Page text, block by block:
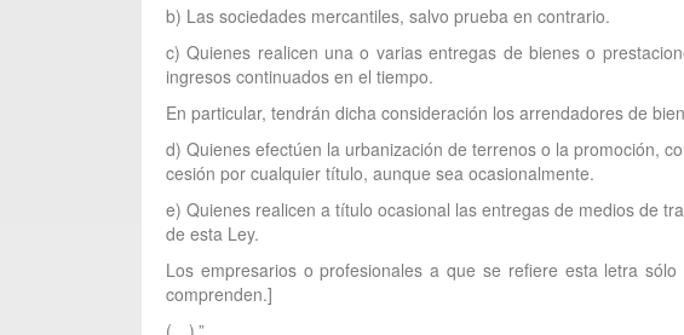
b) Las sociedades mercantiles, salvo prueba en contrario.
c) Quienes realicen una o varias entregas de bienes o
ingresos continuados en el tiempo.
En particular, tendrán dicha consideración los arrendadores de
d) Quienes efectúen la urbanización de terrenos o la promoción,
cesión por cualquier título, aunque sea ocasionalmente.
e) Quienes realicen a título ocasional las entregas de medios de
de esta Ley.
Los empresarios o profesionales a que se refiere esta letra
comprenden.]
(…).”.